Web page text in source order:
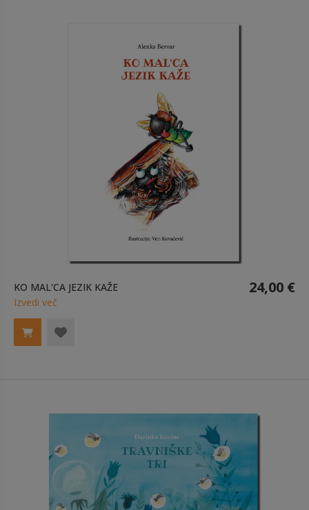
KO MAL'CA JEZIK KAŽE 24,00 €
Izvedi več